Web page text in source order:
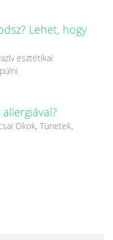
Lehet, hogy
esztétikai
Okok, Tünetek,